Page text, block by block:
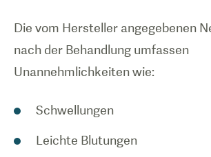
Die vom Hersteller angegebenen
nach der Behandlung umfassen
Unannehmlichkeiten wie:
Schwellungen
Leichte Blutungen